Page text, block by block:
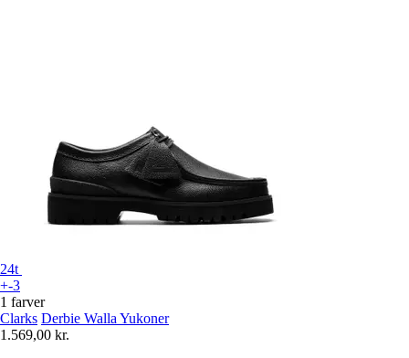
24t
+-3
1 farver
Clarks Derbie Walla Yukoner
1.569,00 kr.